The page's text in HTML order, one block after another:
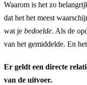
Waarom is het zo
dat het het meest
wat je bedoelde. Als de
van het gemiddelde. En
Er geldt een directe
van de uitvoer.